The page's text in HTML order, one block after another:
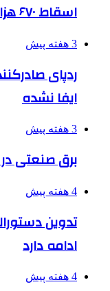
اسقاط ۶۷۰ هزار خودروی فرسوده طی ۳ سال
3 هفته پیش
ردپای
ایفا نشده
3 هفته پیش
برق صنعتی در ایران ۱۵ برابر
4 هفته پیش
تدوین
ادامه دارد
4 هفته پیش